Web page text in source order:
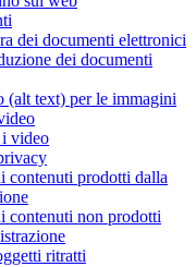
dei documenti elettronici
dei documenti
(alt text) per le immagini
video
contenuti prodotti dalla
contenuti non prodotti
ritratti